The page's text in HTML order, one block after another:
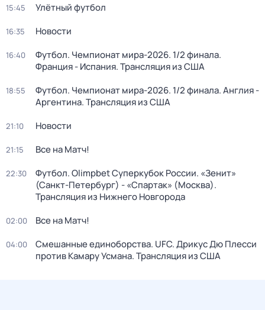
15:45 Улётный футбол
16:35 Новости
16:40
Футбол. Чемпионат мира-2026. 1/2 финала.
Франция - Испания. Трансляция из США
18:55
Футбол. Чемпионат мира-2026. 1/2 финала. Англия -
Аргентина. Трансляция из США
21:10 Новости
21:15 Все на Матч!
22:30
Футбол. Olimpbet Суперкубок России. «Зенит»
(Санкт-Петербург) - «Спартак» (Москва).
Трансляция из Нижнего Новгорода
02:00 Все на Матч!
04:00
Смешанные единоборства. UFC. Дрикус Дю Плесси
против Камару Усмана. Трансляция из США